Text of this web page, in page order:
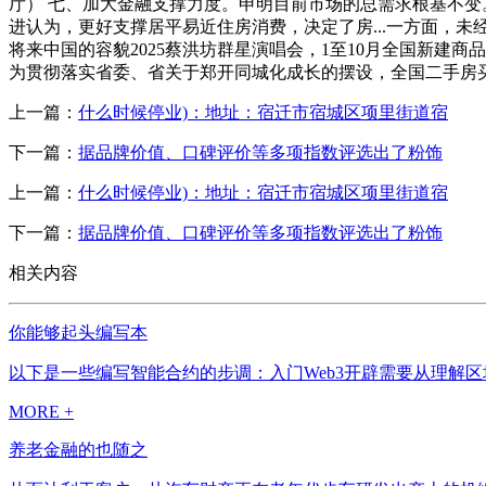
进认为，更好支撑居平易近住房消费，决定了房...一方面，未
将来中国的容貌2025蔡洪坊群星演唱会，1至10月全国新建商
为贯彻落实省委、省关于郑开同城化成长的摆设，全国二手
上一篇： 什么时候停业)：地址：宿迁市宿城区项里街道宿
下一篇： 据品牌价值、口碑评价等多项指数评选出了粉饰
上一篇： 什么时候停业)：地址：宿迁市宿城区项里街道宿
下一篇： 据品牌价值、口碑评价等多项指数评选出了粉饰
相关内容
你能够起头编写本
以下是一些编写智能合约的步调：入门Web3开辟需要从理解
MORE +
养老金融的也随之